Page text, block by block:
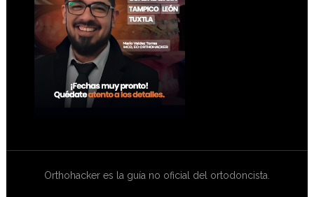
Orthohacker es la guía no oficial del ortodoncista.